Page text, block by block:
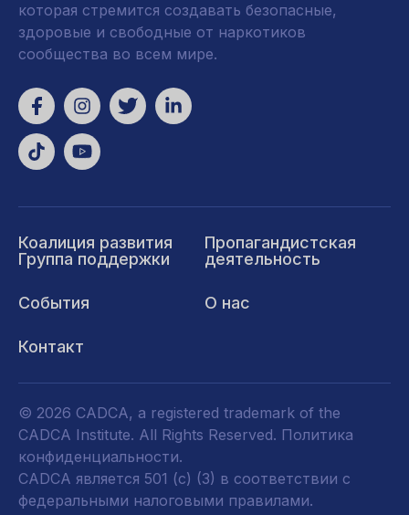
которая стремится создавать безопасные,
здоровые и свободные от наркотиков
сообщества во всем мире.
Коалиция развития
Группа поддержки
Пропагандистская
деятельность
События О нас
Контакт
© 2026 CADCA, a registered trademark of the
CADCA Institute. All Rights Reserved. Политика
конфиденциальности.
CADCA является 501 (c) (3) в соответствии с
федеральными налоговыми правилами.